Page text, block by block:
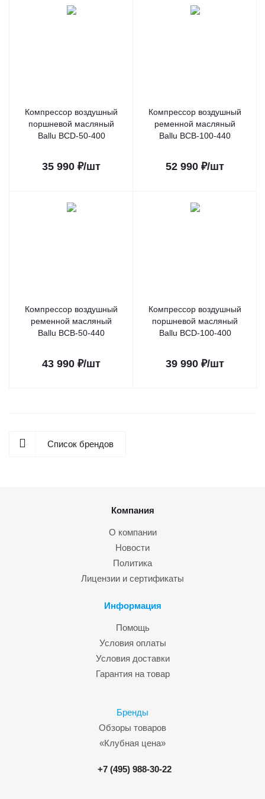
Компрессор воздушный
поршневой масляный
Ballu BCD-50-400
35 990 ₽/шт
Компрессор воздушный
ременной масляный
Ballu BCB-100-440
52 990 ₽/шт
Компрессор воздушный
ременной масляный
Ballu BCB-50-440
43 990 ₽/шт
Компрессор воздушный
поршневой масляный
Ballu BCD-100-400
39 990 ₽/шт
Список брендов
Компания
О компании
Новости
Политика
Лицензии и сертификаты
Информация
Помощь
Условия оплаты
Условия доставки
Гарантия на товар
Бренды
Обзоры товаров
«Клубная цена»
+7 (495) 988-30-22